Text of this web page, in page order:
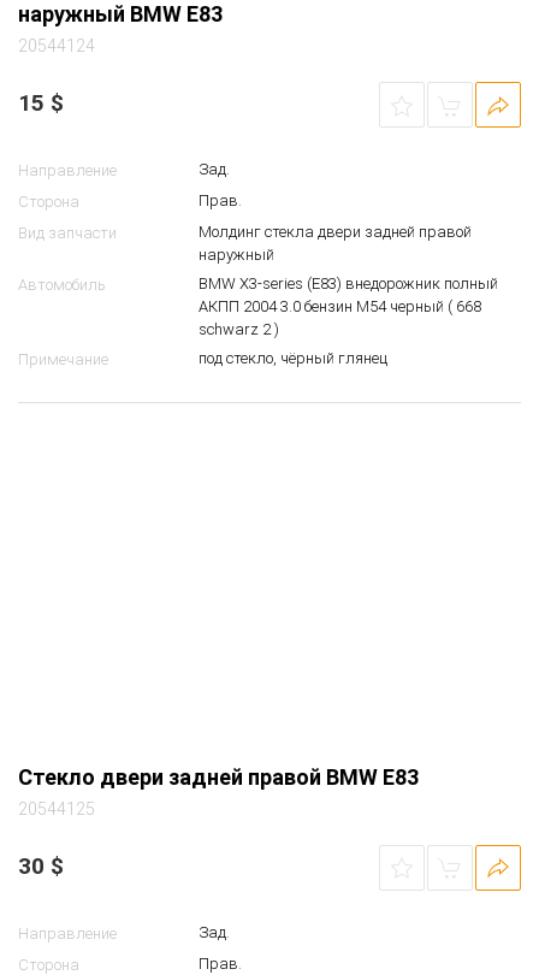
наружный BMW E83
20544124
15 $
Направление
Зад.
Сторона
Прав.
Вид запчасти
Молдинг стекла двери задней правой
наружный
Автомобиль
BMW X3-series (E83) внедорожник полный
АКПП 2004 3.0 бензин M54 черный ( 668
schwarz 2 )
Примечание
под стекло, чёрный глянец
Стекло двери задней правой BMW E83
20544125
30 $
Направление
Зад.
Сторона
Прав.